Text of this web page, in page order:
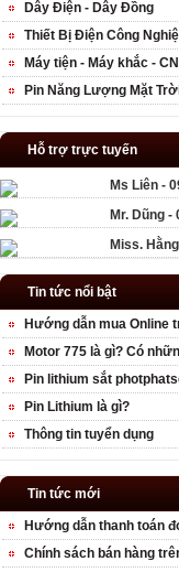
Dây Điện - Dây Đồng
Thiết Bị Điện Công
Máy tiện - Máy khắc -
Pin Năng Lượng Mặt
Hỗ trợ trực tuyến
Ms Liên -
Mr. Dũng -
Miss.
Tin tức nổi bật
Hướng dẫn mua Online
Motor 775 là gì? Có
Pin lithium sắt
Pin Lithium là gì?
Thông tin tuyển dụng
Tin tức mới
Hướng dẫn thanh toán
Chính sách bán hàng